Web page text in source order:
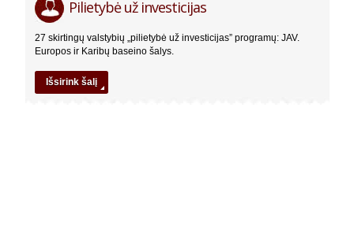
pasirinkimo
kriterijai02.13.2018
Pilietybė už investicijas
27 skirtingų valstybių „pilietybė už investicijas” programų: JAV.
Europos ir Karibų baseino šalys.
Išsirink šalį